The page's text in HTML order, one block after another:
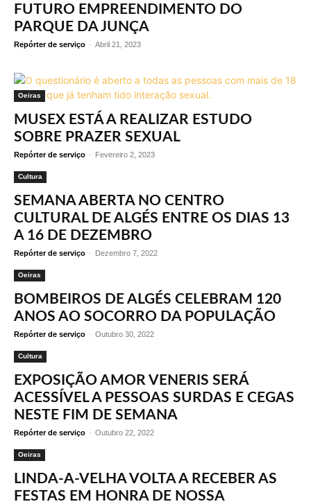
FUTURO EMPREENDIMENTO DO
PARQUE DA JUNÇA
Repórter de serviço - Abril 21, 2023
Oeiras
MUSEX ESTÁ A REALIZAR ESTUDO
SOBRE PRAZER SEXUAL
Repórter de serviço - Fevereiro 2, 2023
Cultura
SEMANA ABERTA NO CENTRO
CULTURAL DE ALGÉS ENTRE OS DIAS 13
A 16 DE DEZEMBRO
Repórter de serviço - Dezembro 7, 2022
Oeiras
BOMBEIROS DE ALGÉS CELEBRAM 120
ANOS AO SOCORRO DA POPULAÇÃO
Repórter de serviço - Outubro 30, 2022
Cultura
EXPOSIÇÃO AMOR VENERIS SERÁ
ACESSÍVEL A PESSOAS SURDAS E CEGAS
NESTE FIM DE SEMANA
Repórter de serviço - Outubro 22, 2022
Oeiras
LINDA-A-VELHA VOLTA A RECEBER AS
FESTAS EM HONRA DE NOSSA